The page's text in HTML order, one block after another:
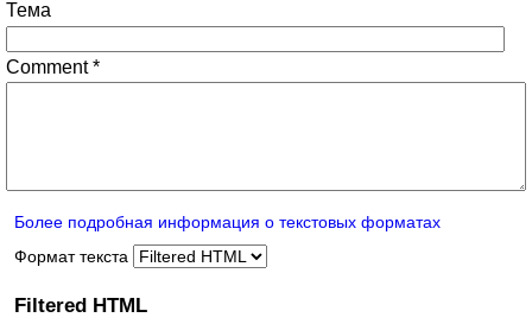
Тема
Comment*
Более подробная информация о текстовых форматах
Формат текста
Filtered HTML